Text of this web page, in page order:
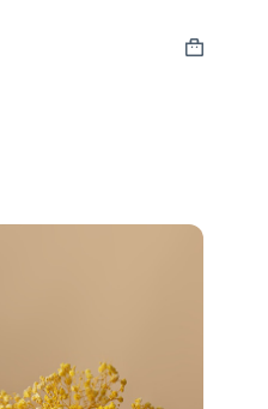
Shopping